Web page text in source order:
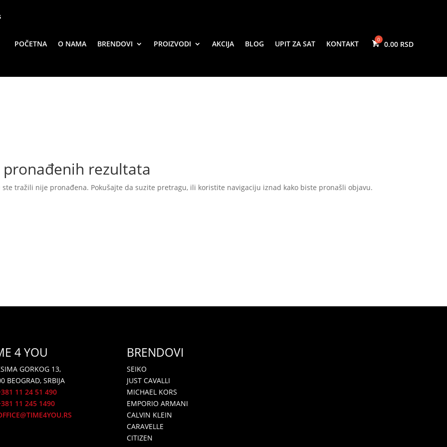
POČETNA O NAMA BRENDOVI PROIZVODI AKCIJA BLOG UPIT ZA SAT KONTAKT 0.00
pronađenih rezultata
ste tražili nije pronađena. Pokušajte da suzite pretragu, ili koristite navigaciju iznad kako biste pronašli objavu.
4 YOU
GORKOG 13,
BEOGRAD, SRBIJA
11 24 51 490
11 245 1490
BRENDOVI
SEIKO
JUST CAVALLI
MICHAEL KORS
EMPORIO ARMANI
CALVIN KLEIN
CARAVELLE
CITIZEN